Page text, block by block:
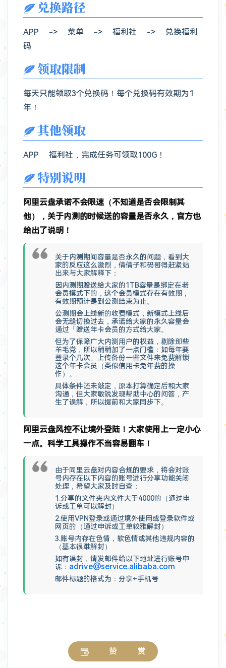
兑换路径
APP -> 菜单 -> 福利社 -> 兑换福利
码
领取限制
每天只能领取3个兑换码！每个兑换码有效期为1
年！
其他领取
APP 福利社，完成任务可领取100G！
特别说明
阿里云盘承诺不会限速（不知道是否会限制其
他），关于内测的时候送的容量是否永久，官方也
给出了说明！
关于内测期间容量是否永久的问题，看到大
家的反应这么激烈，倩倩子和码哥得赶紧站
出来与大家解释下：
因内测期赠送给大家的1TB容量是绑定在老
会员模式下的，这个会员模式存在有效期，
有效期预计是到公测结束为止。
公测期会上线新的收费模式，新模式上线后
会无缝切换过去，承诺给大家的永久容量会
通过「赠送年卡会员的方式给大家。
但为了保障广大内测用户的权益，剔除那些
羊毛党，所以稍稍加了一点门槛：如每年要
登录个几次、上传备份一些文件来免费解锁
这个年卡会员（类似信用卡免年费的操
作）。
具体条件还未敲定，原本打算确定后和大家
沟通，但大家敏锐发现帮助中心的问答，产
生了误解，所以提前和大家同步下。
阿里云盘风控不让境外登陆！大家使用上一定小心
一点。科学工具操作不当容易翻车！
由于同里云盘对内容合规的要求，将会对账
号内存在以下内容的账号进行分享功能关闭
处理，希望大家及时自查：
1.分享的文件夹内文件大于4000的（通过申
诉或工单可以解封）
2.使用VPN登录或通过境外使用或登录软件或
网页的（通过申诉或工单较雅解封）
3.账号内存在色情，软色情或其他违规内容的
（基本很难解封）
如有误封，请发邮件给以下地址进行账号申
诉： adrive@service.alibaba.com
邮件标题的格式为：分享+手机号
赞 赏